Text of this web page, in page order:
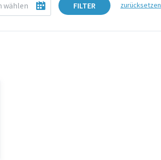
FILTER zurücksetzen